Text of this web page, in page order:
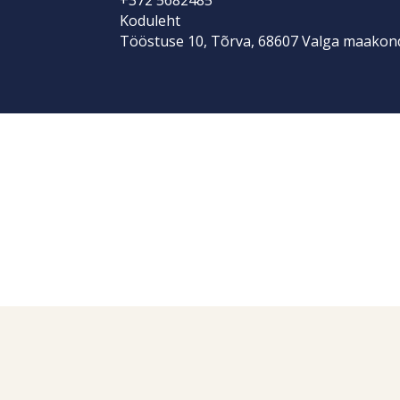
Koduleht
Tööstuse 10, Tõrva, 68607 Valga